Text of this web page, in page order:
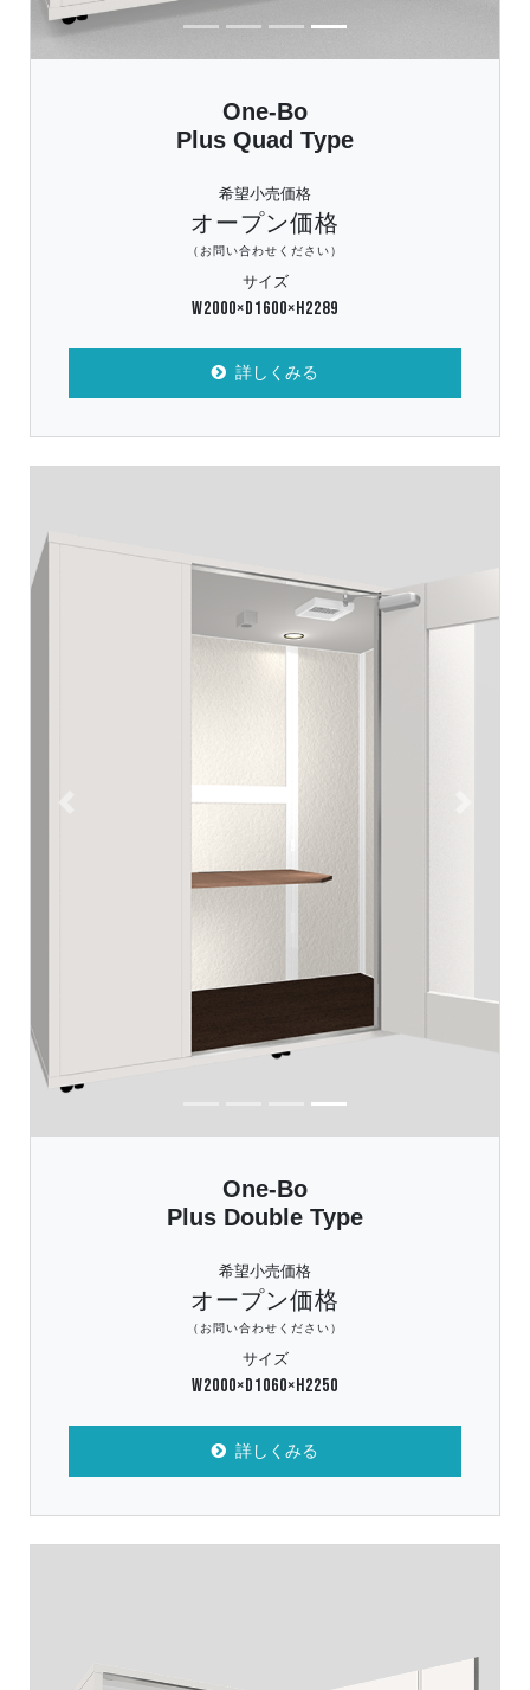
One-Bo
Plus Quad Type
希望小売価格
オープン価格
（お問い合わせください）
サイズ
W2000×D1600×H2289
詳しくみる
One-Bo
Plus Double Type
希望小売価格
オープン価格
（お問い合わせください）
サイズ
W2000×D1060×H2250
詳しくみる